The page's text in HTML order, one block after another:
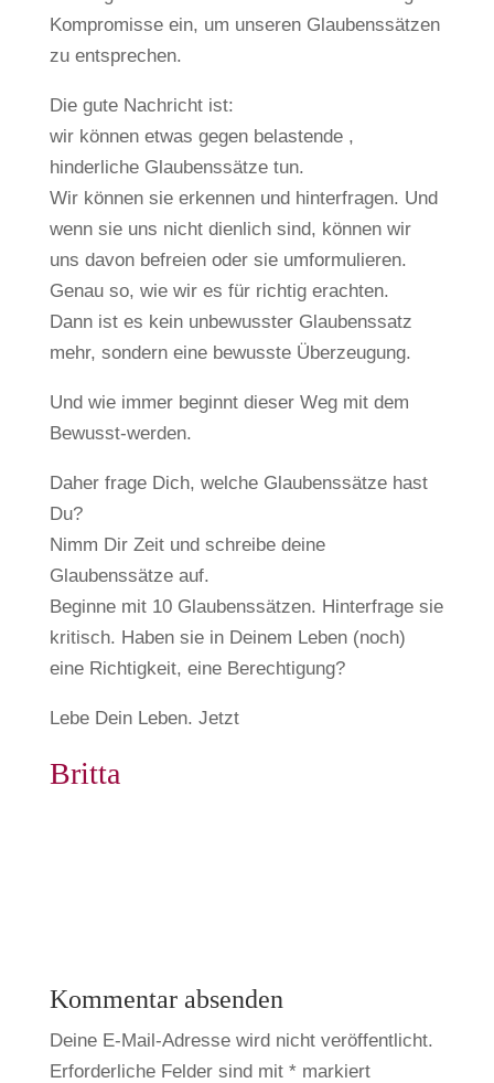
Kompromisse ein, um unseren Glaubenssätzen
zu entsprechen.
Die gute Nachricht ist:
wir können etwas gegen belastende ,
hinderliche Glaubenssätze tun.
Wir können sie erkennen und hinterfragen. Und
wenn sie uns nicht dienlich sind, können wir
uns davon befreien oder sie umformulieren.
Genau so, wie wir es für richtig erachten.
Dann ist es kein unbewusster Glaubenssatz
mehr, sondern eine bewusste Überzeugung.
Und wie immer beginnt dieser Weg mit dem
Bewusst-werden.
Daher frage Dich, welche Glaubenssätze hast
Du?
Nimm Dir Zeit und schreibe deine
Glaubenssätze auf.
Beginne mit 10 Glaubenssätzen. Hinterfrage sie
kritisch. Haben sie in Deinem Leben (noch)
eine Richtigkeit, eine Berechtigung?
Lebe Dein Leben. Jetzt
Britta
Kommentar absenden
Deine E-Mail-Adresse wird nicht veröffentlicht.
Erforderliche Felder sind mit *markiert